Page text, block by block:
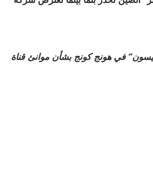
في هونج كونج بشأن موانئ قناة